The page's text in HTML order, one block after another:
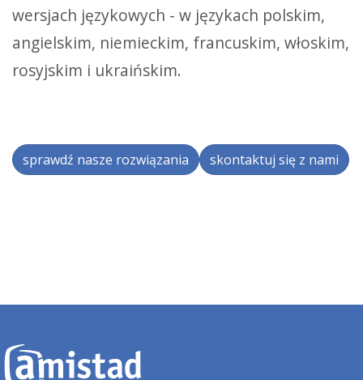
wersjach językowych - w językach polskim,
angielskim, niemieckim, francuskim, włoskim,
rosyjskim i ukraińskim.
sprawdź nasze rozwiązania skontaktuj się z nami